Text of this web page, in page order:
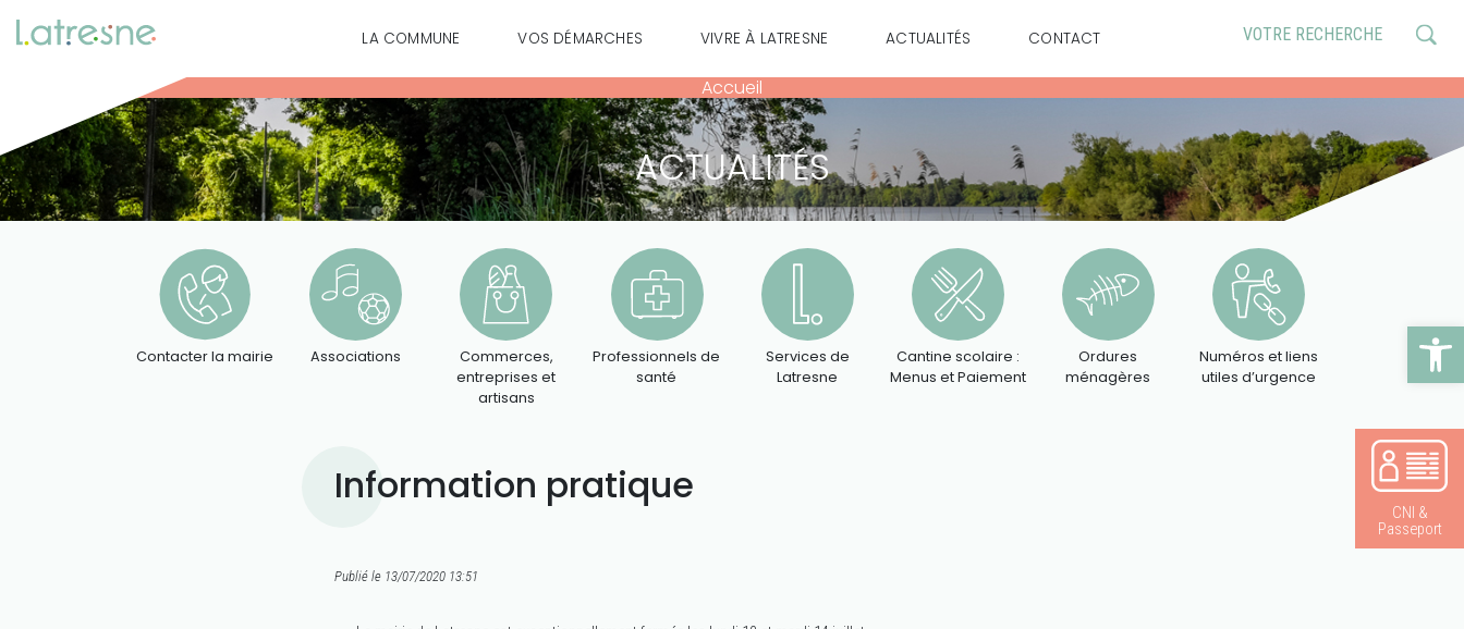
LA COMMUNE VOS DÉMARCHES VIVRE À LATRESNE ACTUALITÉS CONTACT
Accueil
ACTUALITÉS
Contacter la mairie Associations
Commerces,
entreprises et
artisans
Professionnels de
santé
Services de
Latresne
Cantine scolaire :
Menus et Paiement
Ordures
ménagères
Numéros et liens
utiles d’urgence
Information pratique
Publié le 13/07/2020 13:51
CNI &
Passeport